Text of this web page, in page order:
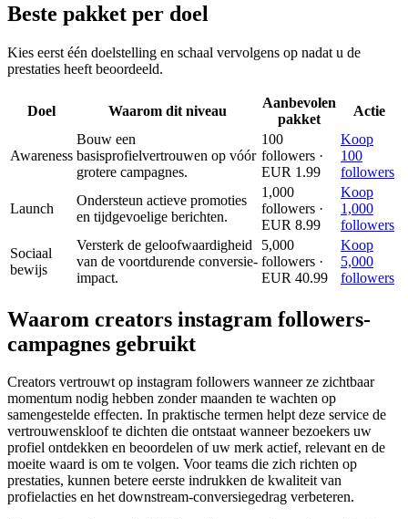
Beste pakket per doel
Kies eerst één doelstelling en schaal vervolgens op nadat u de
prestaties heeft beoordeeld.
Doel Waarom dit niveau
Aanbevolen
pakket
Actie
Awareness
Bouw een
basisprofielvertrouwen op vóór
grotere campagnes.
100
followers ·
EUR 1.99
Koop
100
followers
Launch
Ondersteun actieve promoties
en tijdgevoelige berichten.
1,000
followers ·
EUR 8.99
Koop
1,000
followers
Sociaal
bewijs
Versterk de geloofwaardigheid
van de voortdurende conversie-
impact.
5,000
followers ·
EUR 40.99
Koop
5,000
followers
Waarom creators instagram followers-
campagnes gebruikt
Creators vertrouwt op instagram followers wanneer ze zichtbaar
momentum nodig hebben zonder maanden te wachten op
samengestelde effecten. In praktische termen helpt deze service de
vertrouwenskloof te dichten die ontstaat wanneer bezoekers uw
profiel ontdekken en beoordelen of uw merk actief, relevant en de
moeite waard is om te volgen. Voor teams die zich richten op
prestaties, kunnen betere eerste indrukken de kwaliteit van
profielacties en het downstream-conversiegedrag verbeteren.